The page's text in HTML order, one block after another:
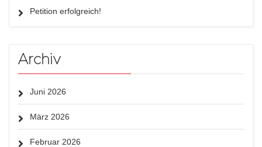
Petition erfolgreich!
Archiv
Juni 2026
März 2026
Februar 2026